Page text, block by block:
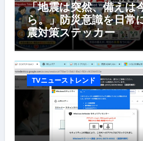
「地震は突然、備えは
ら。」防災意識を日常
震対策ステッカー
TVニューストレンド